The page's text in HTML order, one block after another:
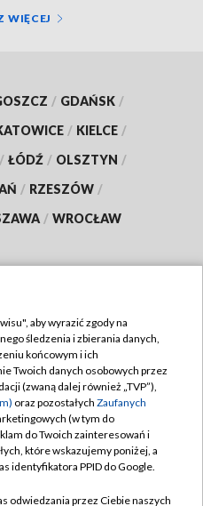
WIĘCEJ
/ GDAŃSK /
/ KIELCE /
/ ŁÓDŹ / OLSZTYN /
/ RZESZÓW /
/ WROCŁAW
TVP
zgody
aby wyrazić zgody na
śledzenia i zbierania danych,
końcowym i ich
Twoich danych osobowych przez
(zwaną dalej również „TVP”),
oraz pozostałych Zaufanych
(w tym do
do Twoich zainteresowań i
które wskazujemy poniżej, a
identyfikatora PPID do Google.
odwiedzania przez Ciebie naszych